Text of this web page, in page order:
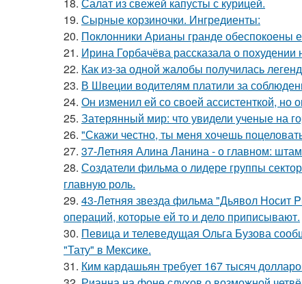
19. Сырные корзиночки. Ингредиенты:
20. Поклонники Арианы гранде обеспокоены
21. Ирина Горбачёва рассказала о похудении
22. Как из-за одной жалобы получилась
23. В Швеции водителям платили за
24. Он изменил ей со своей ассистенткой, но
25. Затерянный мир: что увидели ученые на
26. "Скажи честно, ты меня хочешь
27. 37-Летняя Алина Ланина - о главном:
28. Создатели фильма о лидере группы
главную роль.
29. 43-Летняя звезда фильма "Дьявол Носит
операций, которые ей то и дело приписывают.
30. Певица и телеведущая Ольга Бузова
"Тату" в Мексике.
31. Ким кардашьян требует 167 тысяч